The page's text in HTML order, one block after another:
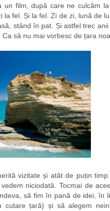
film, după care ne culcăm
fel. Și la fel. Zi de zi, lună de
stând în pat. Și astfel trec
să nu mai vorbesc de țara
vizitate și atât de puțin timp
niciodată. Tocmai de
să fim în pană de idei, în
țară) și să alegem